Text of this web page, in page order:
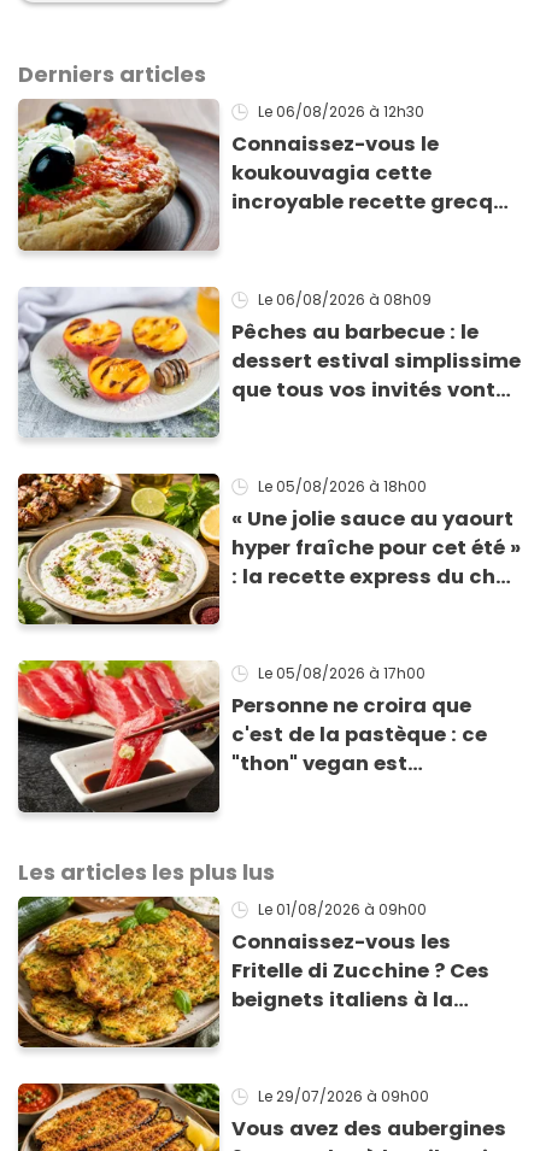
Derniers articles
Le 06/08/2026 à 12h30
Connaissez-vous le
koukouvagia cette
incroyable recette grecque
Le 06/08/2026 à 08h09
Pêches au barbecue : le
dessert estival simplissime
que tous vos invités vont
Le 05/08/2026 à 18h00
« Une jolie sauce au yaourt
hyper fraîche pour cet été »
: la recette express du chef
grillades
Le 05/08/2026 à 17h00
Personne ne croira que
c'est de la pastèque : ce
"thon" vegan est
Les articles les plus lus
Le 01/08/2026 à 09h00
Connaissez-vous les
Fritelle di Zucchine ? Ces
beignets italiens à la
Le 29/07/2026 à 09h00
Vous avez des aubergines